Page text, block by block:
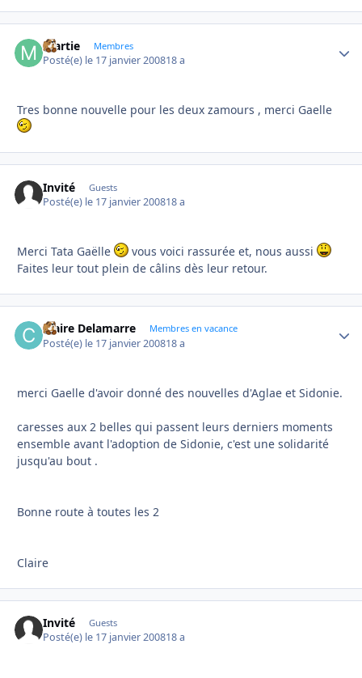
martie Membres
Posté(e) le 17 janvier 200818 a
Tres bonne nouvelle pour les deux zamours , merci Gaelle
Invité Guests
Posté(e) le 17 janvier 200818 a
Merci Tata Gaëlle
vous voici rassurée et, nous aussi
Faites leur tout plein de câlins dès leur retour.
Claire Delamarre Membres en vacance
Posté(e) le 17 janvier 200818 a
merci Gaelle d'avoir donné des nouvelles d'Aglae et Sidonie.
caresses aux 2 belles qui passent leurs derniers moments
ensemble avant l'adoption de Sidonie, c'est une solidarité
jusqu'au bout .
Bonne route à toutes les 2
Claire
Invité Guests
Posté(e) le 17 janvier 200818 a